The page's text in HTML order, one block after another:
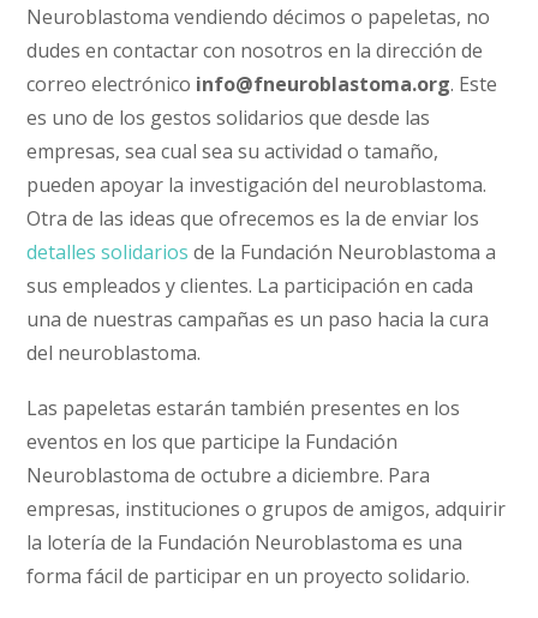
Neuroblastoma vendiendo décimos o papeletas, no
dudes en contactar con nosotros en la dirección de
correo electrónico info@fneuroblastoma.org. Este
es uno de los gestos solidarios que desde las
empresas, sea cual sea su actividad o tamaño,
pueden apoyar la investigación del neuroblastoma.
Otra de las ideas que ofrecemos es la de enviar los
detalles solidarios de la Fundación Neuroblastoma a
sus empleados y clientes. La participación en cada
una de nuestras campañas es un paso hacia la cura
del neuroblastoma.
Las papeletas estarán también presentes en los
eventos en los que participe la Fundación
Neuroblastoma de octubre a diciembre. Para
empresas, instituciones o grupos de amigos, adquirir
la lotería de la Fundación Neuroblastoma es una
forma fácil de participar en un proyecto solidario.